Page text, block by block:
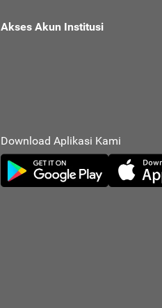
Akses Akun Institusi
Download Aplikasi Kami